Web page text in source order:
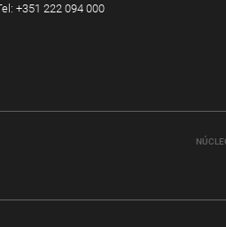
+351 222 094 000